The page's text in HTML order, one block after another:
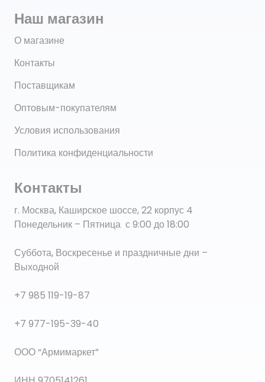
Наш магазин
О магазине
Контакты
Поставщикам
Оптовым-покупателям
Условия использования
Политика конфиденциальности
Контакты
г. Москва, Каширское шоссе, 22 корпус 4
Понедельник – Пятница с 9:00 до 18:00
Суббота, Воскресенье и праздничные дни –
Выходной
+7 985 119-19-87
+7 977-195-39-40
ООО “Армимаркет”